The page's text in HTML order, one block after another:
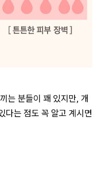
는 분들이 꽤 있지만, 개
다는 점도 꼭 알고 계시면